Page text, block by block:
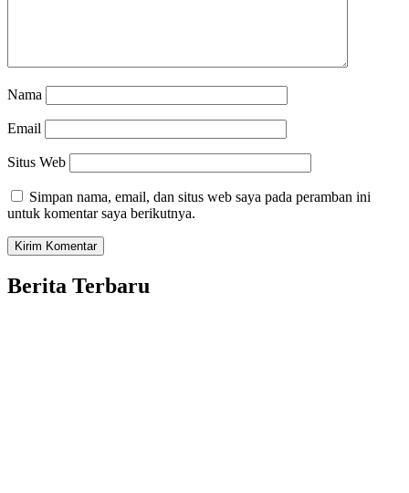
Nama
Email
Situs Web
Simpan nama, email, dan situs web saya pada peramban ini
untuk komentar saya berikutnya.
Berita Terbaru